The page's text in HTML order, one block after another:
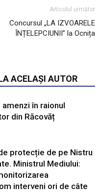
Articolul următor
Concursul „LA IZVOARELE
ÎNȚELEPCIUNII” la Ocnița
ACELAȘI AUTOR
în raionul
din Răcovăț
protecție de pe Nistru
Ministrul Mediului:
interveni ori de câte